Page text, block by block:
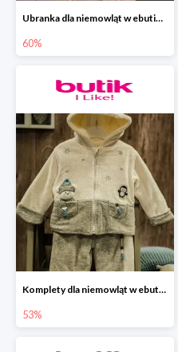
Ubranka dla niemowląt w ebutik.pl do -60%
60%
Komplety dla niemowląt w ebutik.pl do -53%
53%